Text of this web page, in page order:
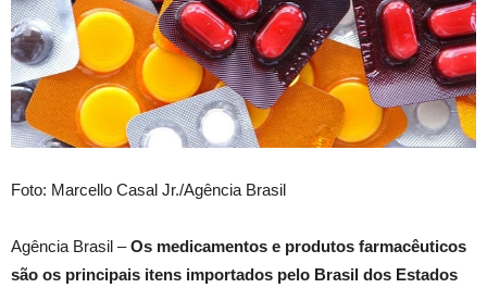
Foto: Marcello Casal Jr./Agência Brasil
Agência Brasil –Os medicamentos e produtos farmacêuticos
são os principais itens importados pelo Brasil dos Estados